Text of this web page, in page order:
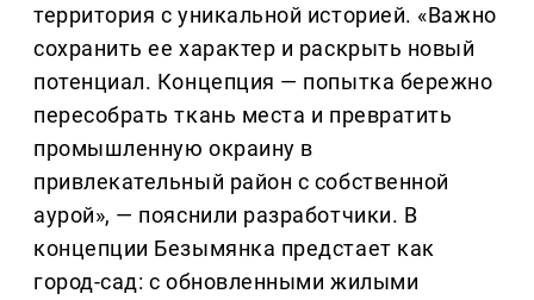
территория с уникальной историей. «Важно
сохранить ее характер и раскрыть новый
потенциал. Концепция — попытка бережно
пересобрать ткань места и превратить
промышленную окраину в
привлекательный район с собственной
аурой», — пояснили разработчики. В
концепции Безымянка предстает как
город-сад: с обновленными жилыми